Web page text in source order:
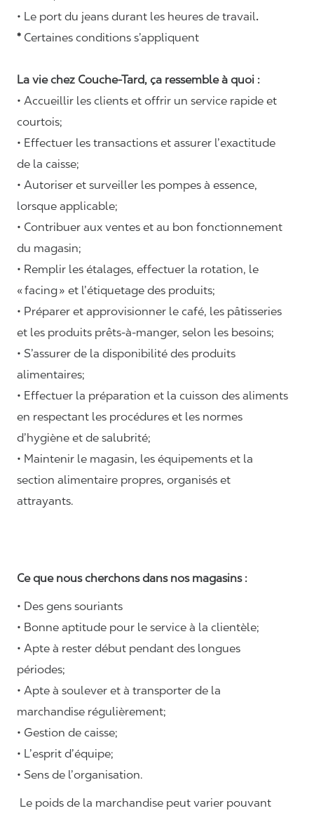
• Le port du jeans durant les heures de travail.
* Certaines conditions s’appliquent
La vie chez Couche-Tard, ça ressemble à quoi :
• Accueillir les clients et offrir un service rapide et
courtois;
• Effectuer les transactions et assurer l’exactitude
de la caisse;
• Autoriser et surveiller les pompes à essence,
lorsque applicable;
• Contribuer aux ventes et au bon fonctionnement
du magasin;
• Remplir les étalages, effectuer la rotation, le
«facing» et l’étiquetage des produits;
• Préparer et approvisionner le café, les pâtisseries
et les produits prêts-à-manger, selon les besoins;
• S’assurer de la disponibilité des produits
alimentaires;
• Effectuer la préparation et la cuisson des aliments
en respectant les procédures et les normes
d’hygiène et de salubrité;
• Maintenir le magasin, les équipements et la
section alimentaire propres, organisés et
attrayants.
Ce que nous cherchons dans nos magasins :
• Des gens souriants
• Bonne aptitude pour le service à la clientèle;
• Apte à rester début pendant des longues
périodes;
• Apte à soulever et à transporter de la
marchandise régulièrement;
• Gestion de caisse;
• L’esprit d’équipe;
• Sens de l’organisation.
Le poids de la marchandise peut varier pouvant